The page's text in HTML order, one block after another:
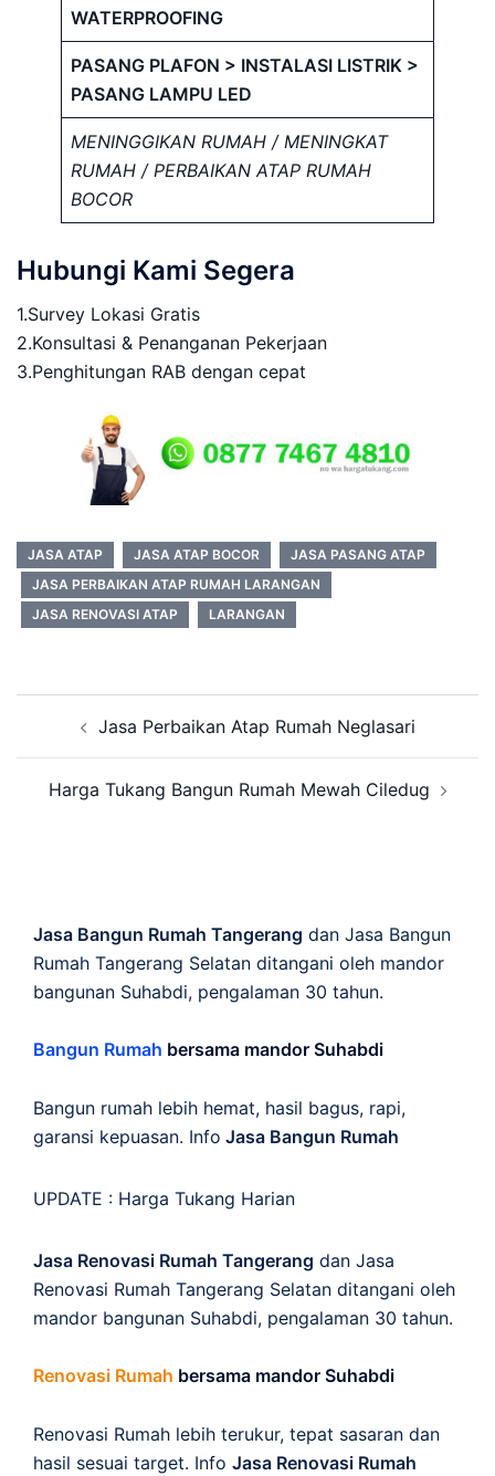
WATERPROOFING
PASANG PLAFON > INSTALASI LISTRIK >
PASANG LAMPU LED
MENINGGIKAN RUMAH / MENINGKAT
RUMAH / PERBAIKAN ATAP RUMAH
BOCOR
Hubungi Kami Segera
1.Survey Lokasi Gratis
2.Konsultasi & Penanganan Pekerjaan
3.Penghitungan RAB dengan cepat
JASA ATAP JASA ATAP BOCOR
JASA PASANG ATAP
JASA PERBAIKAN ATAP RUMAH LARANGAN
JASA RENOVASI ATAP
LARANGAN
navigationJasa Perbaikan Atap Rumah Neglasari
Harga Tukang Bangun Rumah Mewah Ciledug
Jasa Bangun Rumah Tangerang dan Jasa Bangun
Rumah Tangerang Selatan ditangani oleh mandor
bangunan Suhabdi, pengalaman 30 tahun.
Bangun Rumah bersama mandor Suhabdi
Bangun rumah lebih hemat, hasil bagus, rapi,
garansi kepuasan. Info Jasa Bangun Rumah
UPDATE : Harga Tukang Harian
Jasa Renovasi Rumah Tangerang dan Jasa
Renovasi Rumah Tangerang Selatan ditangani oleh
mandor bangunan Suhabdi, pengalaman 30 tahun.
Renovasi Rumah bersama mandor Suhabdi
Renovasi Rumah lebih terukur, tepat sasaran dan
hasil sesuai target. Info Jasa Renovasi Rumah